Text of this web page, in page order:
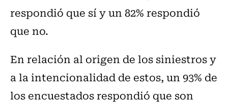
respondió que sí y un 82% respondió
que no.
En relación al origen de los siniestros y
a la intencionalidad de estos, un 93% de
los encuestados respondió que son